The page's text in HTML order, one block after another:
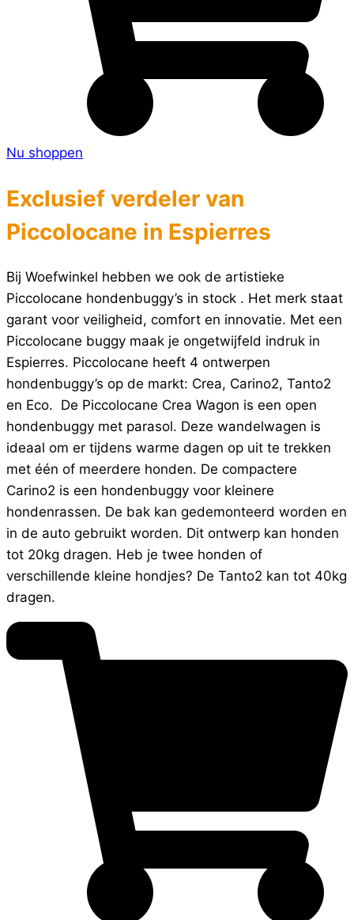
Nu shoppen
Exclusief verdeler van
Piccolocane in Espierres
Bij Woefwinkel hebben we ook de artistieke
Piccolocane hondenbuggy’s in stock . Het merk staat
garant voor veiligheid, comfort en innovatie. Met een
Piccolocane buggy maak je ongetwijfeld indruk in
Espierres. Piccolocane heeft 4 ontwerpen
hondenbuggy’s op de markt: Crea, Carino2, Tanto2
en Eco. De Piccolocane Crea Wagon is een open
hondenbuggy met parasol. Deze wandelwagen is
ideaal om er tijdens warme dagen op uit te trekken
met één of meerdere honden. De compactere
Carino2 is een hondenbuggy voor kleinere
hondenrassen. De bak kan gedemonteerd worden en
in de auto gebruikt worden. Dit ontwerp kan honden
tot 20kg dragen. Heb je twee honden of
verschillende kleine hondjes? De Tanto2 kan tot 40kg
dragen.